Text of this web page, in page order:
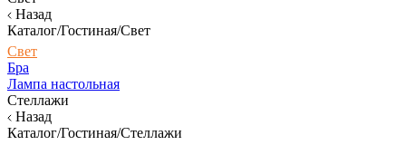
Назад
Каталог/Гостиная/Свет
Свет
Бра
Лампа настольная
Стеллажи
Назад
Каталог/Гостиная/Стеллажи